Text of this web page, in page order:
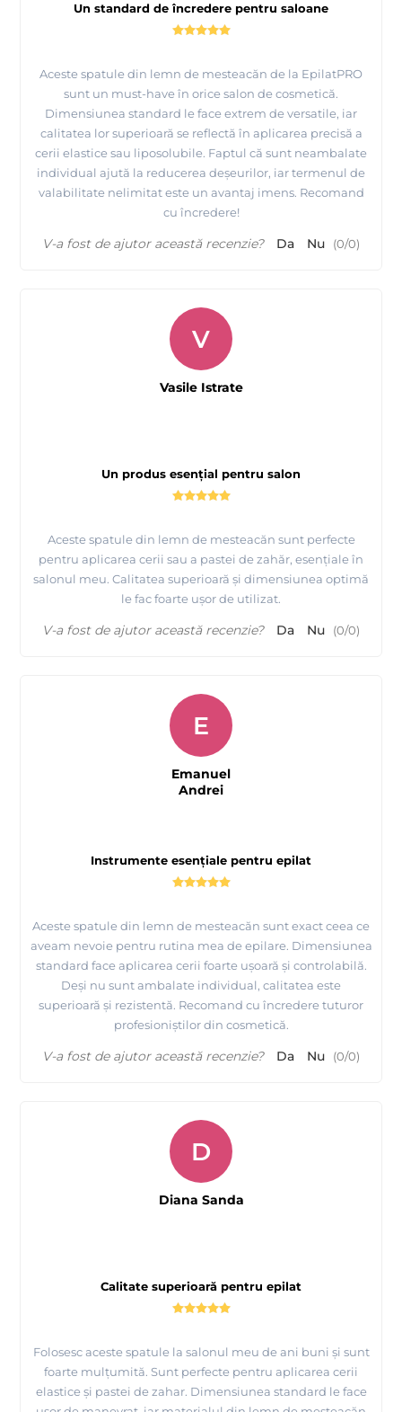
Un standard de încredere pentru saloane
Aceste spatule din lemn de mesteacăn de la EpilatPRO
sunt un must-have în orice salon de cosmetică.
Dimensiunea standard le face extrem de versatile, iar
calitatea lor superioară se reflectă în aplicarea precisă a
cerii elastice sau liposolubile. Faptul că sunt neambalate
individual ajută la reducerea deșeurilor, iar termenul de
valabilitate nelimitat este un avantaj imens. Recomand
cu încredere!
V-a fost de ajutor această recenzie? Da Nu (0/0)
Un produs esențial pentru salon
Aceste spatule din lemn de mesteacăn sunt perfecte
pentru aplicarea cerii sau a pastei de zahăr, esențiale în
salonul meu. Calitatea superioară și dimensiunea optimă
le fac foarte ușor de utilizat.
V
Vasile Istrate
V-a fost de ajutor această recenzie? Da Nu (0/0)
Instrumente esențiale pentru epilat
Aceste spatule din lemn de mesteacăn sunt exact ceea ce
aveam nevoie pentru rutina mea de epilare. Dimensiunea
standard face aplicarea cerii foarte ușoară și controlabilă.
Deși nu sunt ambalate individual, calitatea este
superioară și rezistentă. Recomand cu încredere tuturor
profesioniștilor din cosmetică.
E
Emanuel
Andrei
V-a fost de ajutor această recenzie? Da Nu (0/0)
Calitate superioară pentru epilat
Folosesc aceste spatule la salonul meu de ani buni și sunt
foarte mulțumită. Sunt perfecte pentru aplicarea cerii
elastice și pastei de zahar. Dimensiunea standard le face
D
Diana Sanda